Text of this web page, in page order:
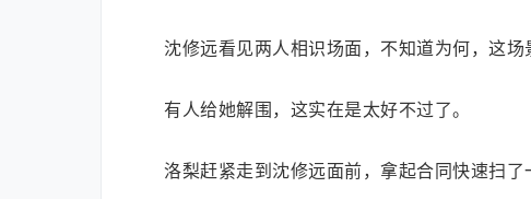
沈修远看见两人相识场面，不知道为何，这
有人给她解围，这实在是太好不过了。
洛梨赶紧走到沈修远面前，拿起合同快速扫了